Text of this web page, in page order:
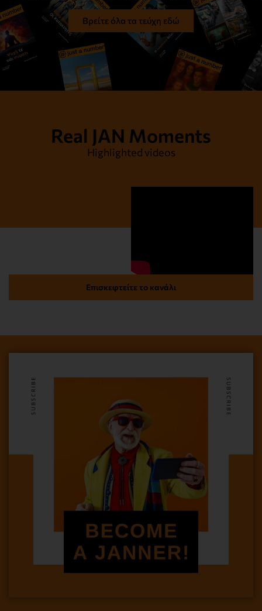
Βρείτε όλα τα τεύχη εδώ
Real JAN Moments
Highlighted videos
Επισκεφτείτε το κανάλι